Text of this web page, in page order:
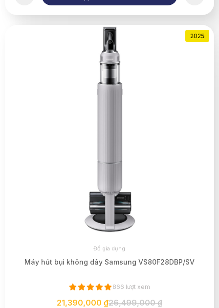
2025
Đồ gia dụng
Máy hút bụi không dây Samsung VS80F28DBP/SV
866 lượt xem
21,390,000 ₫26,499,000 ₫